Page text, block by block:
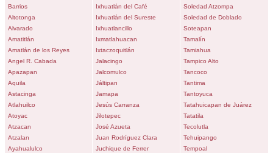
Barrios
Altotonga
Alvarado
Amatitlán
Amatlán de los Reyes
Angel R. Cabada
Apazapan
Aquila
Astacinga
Atlahuilco
Atoyac
Atzacan
Atzalan
Ayahualulco
Ixhuatlán del Café
Ixhuatlán del Sureste
Ixhuatlancillo
Ixmatlahuacan
Ixtaczoquitlán
Jalacingo
Jalcomulco
Jáltipan
Jamapa
Jesús Carranza
Jilotepec
José Azueta
Juan Rodríguez Clara
Juchique de Ferrer
Soledad Atzompa
Soledad de Doblado
Soteapan
Tamalín
Tamiahua
Tampico Alto
Tancoco
Tantima
Tantoyuca
Tatahuicapan de Juárez
Tatatila
Tecolutla
Tehuipango
Tempoal